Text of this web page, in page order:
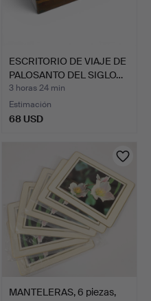
ESCRITORIO DE VIAJE DE
PALOSANTO DEL SIGLO…
3 horas 24 min
Estimación
68 USD
MANTELERAS, 6 piezas,